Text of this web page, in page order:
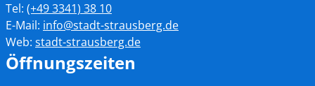
Tel: (+493341) 38 10
E-Mail: info@stadt-strausberg.de
Web: stadt-strausberg.de
Öffnungszeiten